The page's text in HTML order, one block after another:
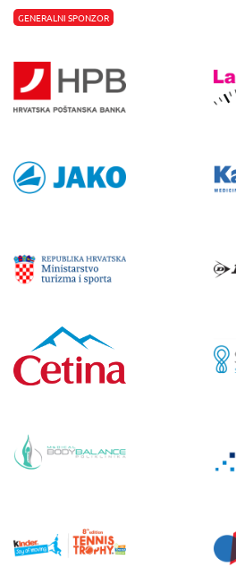
GENERALNI SPONZOR